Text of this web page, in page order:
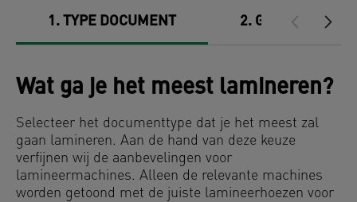
1 TYPE DOCUMENT 2 GEBRUIK
Wat ga je het meest lamineren?
Selecteer het documenttype dat je het meest zal
gaan lamineren. Aan de hand van deze keuze
verfijnen wij de aanbevelingen voor
lamineermachines. Alleen de relevante machines
worden getoond met de juiste lamineerhoezen voor